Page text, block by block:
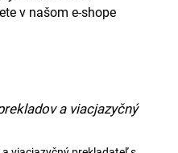
v našom e-shope
a viacjazyčný